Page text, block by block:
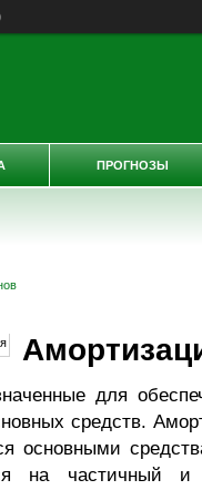
для
средств.
основными
на частичный
ПРОГНОЗЫ